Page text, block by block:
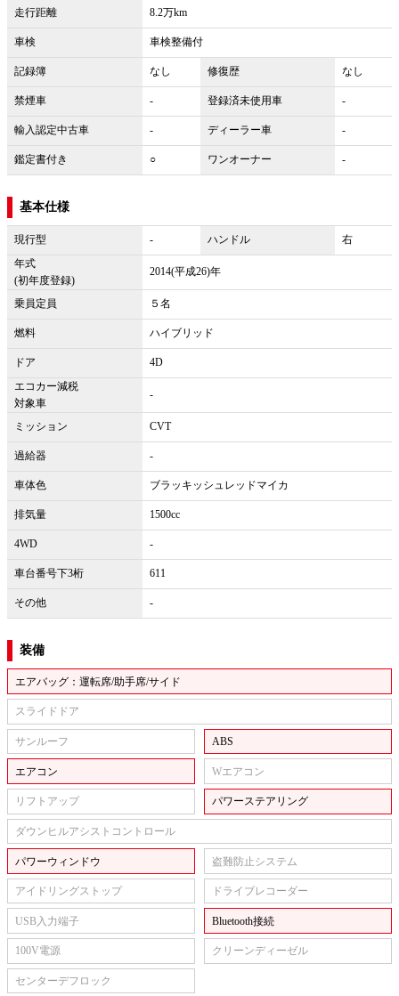
走行距離 8.2万km
車検 車検整備付
記録簿 なし 修復歴 なし
禁煙車 - 登録済未使用車 -
輸入認定中古車 - ディーラー車 -
鑑定書付き ○ ワンオーナー -
基本仕様
現行型 - ハンドル
右
年式
(初年度登録)
2014(平成26)年
乗員定員 ５名
燃料 ハイブリッド
ドア
4D
エコカー減税
対象車
-
ミッション CVT
過給器 -
車体色 ブラッキッシュレッドマイカ
排気量 1500cc
4WD -
車台番号下3桁 611
その他 -
装備
エアバッグ：運転席/助手席/サイド
スライドドア
サンルーフ ABS
エアコン Wエアコン
リフトアップ パワーステアリング
ダウンヒルアシストコントロール
パワーウィンドウ 盗難防止システム
アイドリングストップ ドライブレコーダー
USB入力端子 Bluetooth接続
100V電源 クリーンディーゼル
センターデフロック